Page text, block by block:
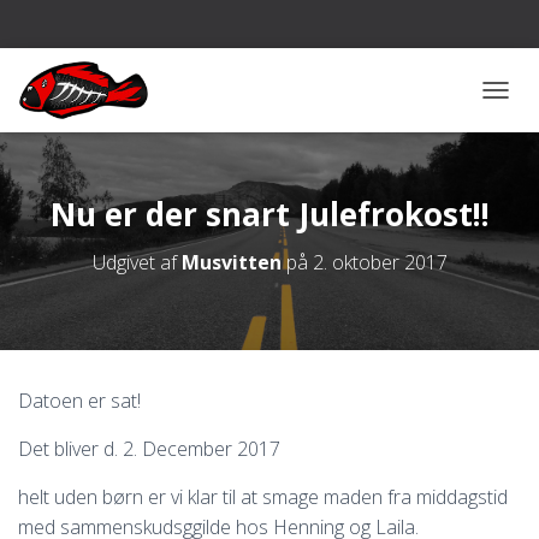
K
A
V
I
Nu er der snart Julefrokost!!
Udgivet afMusvittenpå 2. oktober 2017
Datoen er sat!
Det bliver d. 2. December 2017
helt uden børn er vi klar til at smage maden fra middagstid
med sammenskudsggilde hos Henning og Laila.